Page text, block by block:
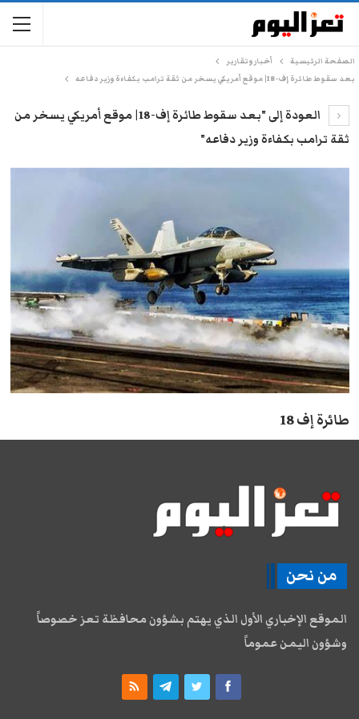
الصفحة الرئيسية
أخبار وتقارير
بعد سقوط طائرة إف-18| موقع أمريكي يسخر من ثقة ترامب بكفاءة وزير دفاعه
العودة إلى "بعد سقوط طائرة إف-18| موقع أمريكي يسخر من
ثقة ترامب بكفاءة وزير دفاعه"
طائرة إف 18
من نحن
الموقع الإخباري الأول الذي يهتم بشؤون محافظة تعز خصوصاً
وشؤون اليمن عموماً